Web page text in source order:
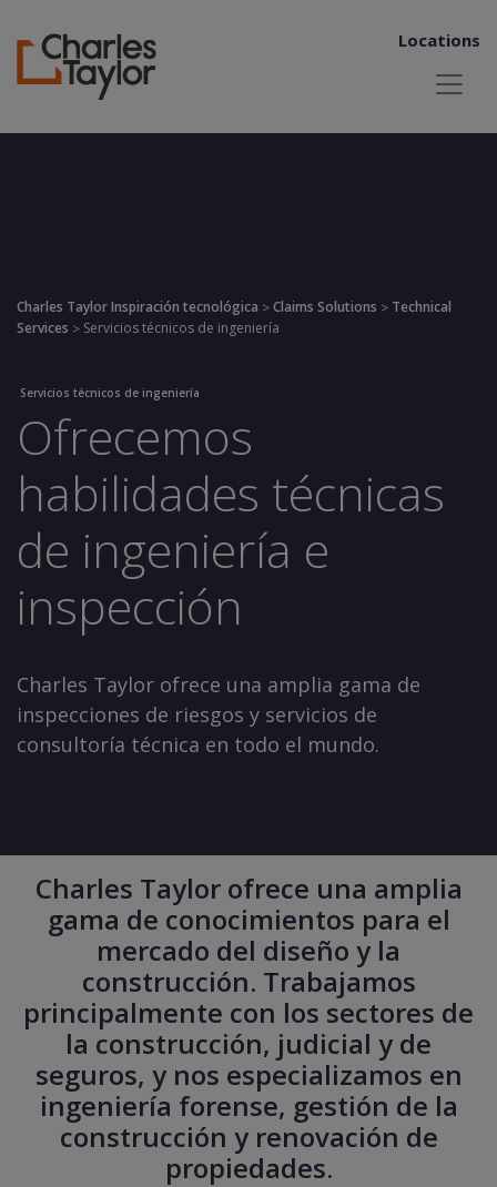
Locations
Charles Taylor Inspiración tecnológica >Claims Solutions > Technical
Services > Servicios técnicos de ingeniería
Servicios técnicos de ingeniería
Ofrecemos
habilidades técnicas
de ingeniería e
inspección
Charles Taylor ofrece una amplia gama de
inspecciones de riesgos y servicios de
consultoría técnica en todo el mundo.
Charles Taylor ofrece una amplia
gama de conocimientos para el
mercado del diseño y la
construcción. Trabajamos
principalmente con los sectores de
la construcción, judicial y de
seguros, y nos especializamos en
ingeniería forense, gestión de la
construcción y renovación de
propiedades.